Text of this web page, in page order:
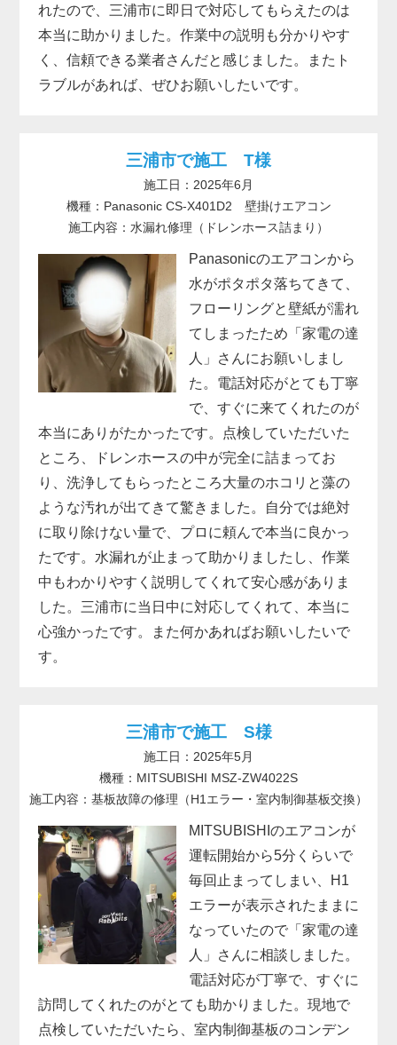
れたので、三浦市に即日で対応してもらえたのは
本当に助かりました。作業中の説明も分かりやす
く、信頼できる業者さんだと感じました。またト
ラブルがあれば、ぜひお願いしたいです。
三浦市で施工 T様
施工日：2025年6月
機種：Panasonic CS-X401D2 壁掛けエアコン
施工内容：水漏れ修理（ドレンホース詰まり）
Panasonicのエアコンから
水がポタポタ落ちてきて、
フローリングと壁紙が濡れ
てしまったため「家電の達
人」さんにお願いしまし
た。電話対応がとても丁寧
で、すぐに来てくれたのが
本当にありがたかったです。点検していただいた
ところ、ドレンホースの中が完全に詰まってお
り、洗浄してもらったところ大量のホコリと藻の
ような汚れが出てきて驚きました。自分では絶対
に取り除けない量で、プロに頼んで本当に良かっ
たです。水漏れが止まって助かりましたし、作業
中もわかりやすく説明してくれて安心感がありま
した。三浦市に当日中に対応してくれて、本当に
心強かったです。また何かあればお願いしたいで
す。
三浦市で施工 S様
施工日：2025年5月
機種：MITSUBISHI MSZ-ZW4022S
施工内容：基板故障の修理（H1エラー・室内制御基板交換）
MITSUBISHIのエアコンが
運転開始から5分くらいで
毎回止まってしまい、H1
エラーが表示されたままに
なっていたので「家電の達
人」さんに相談しました。
電話対応が丁寧で、すぐに
訪問してくれたのがとても助かりました。現地で
点検していただいたら、室内制御基板のコンデン